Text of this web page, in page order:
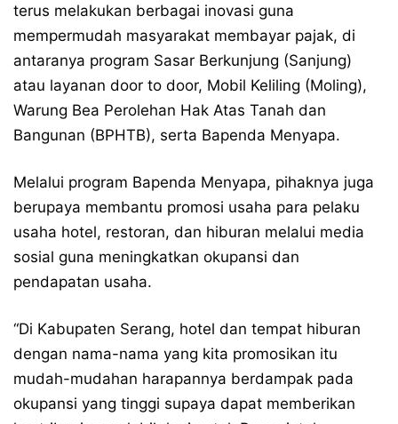
terus melakukan berbagai inovasi guna
mempermudah masyarakat membayar pajak, di
antaranya program Sasar Berkunjung (Sanjung)
atau layanan door to door, Mobil Keliling (Moling),
Warung Bea Perolehan Hak Atas Tanah dan
Bangunan (BPHTB), serta Bapenda Menyapa.
Melalui program Bapenda Menyapa, pihaknya juga
berupaya membantu promosi usaha para pelaku
usaha hotel, restoran, dan hiburan melalui media
sosial guna meningkatkan okupansi dan
pendapatan usaha.
“Di Kabupaten Serang, hotel dan tempat hiburan
dengan nama-nama yang kita promosikan itu
mudah-mudahan harapannya berdampak pada
okupansi yang tinggi supaya dapat memberikan